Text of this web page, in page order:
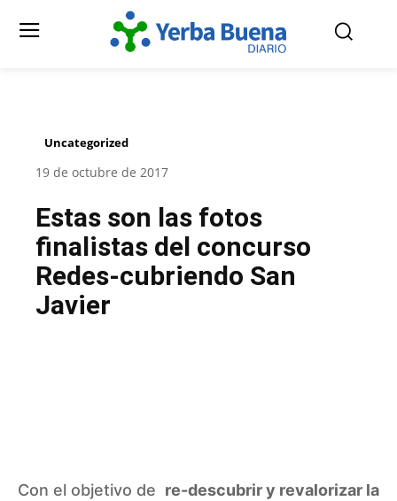
Uncategorized
19 de octubre de 2017
Estas son las fotos
finalistas del concurso
Redes-cubriendo San
Javier
Con el objetivo de re-descubrir y revalorizar la